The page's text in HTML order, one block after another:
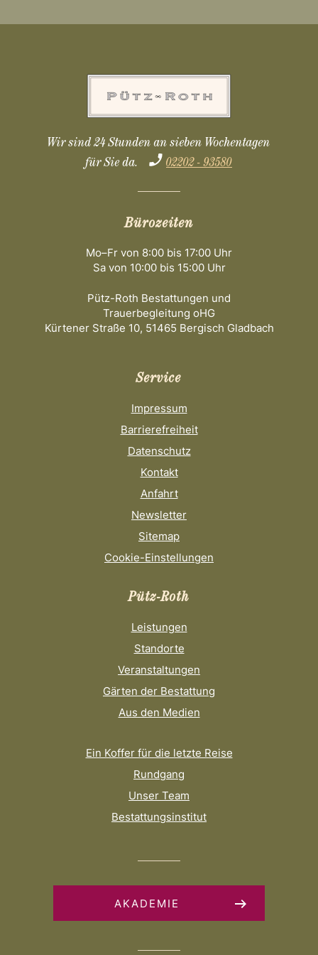
Wir sind 24 Stunden an sieben Wochentagen
für Sie da.
02202 - 93580
Bürozeiten
Mo–Fr von 8:00 bis 17:00 Uhr
Sa von 10:00 bis 15:00 Uhr
Pütz-Roth Bestattungen und
Trauerbegleitung oHG
Kürtener Straße 10, 51465 Bergisch Gladbach
Service
Impressum
Barrierefreiheit
Datenschutz
Kontakt
Anfahrt
Newsletter
Sitemap
Cookie-Einstellungen
Pütz-Roth
Leistungen
Standorte
Veranstaltungen
Gärten der Bestattung
Aus den Medien
Ein Koffer für die letzte Reise
Rundgang
Unser Team
Bestattungsinstitut
AKADEMIE